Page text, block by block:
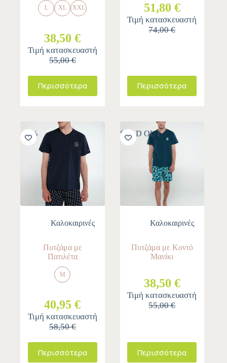
L XL XXL
38,50 €
Τιμή κατασκευαστή
55,00 €
Περισσότερα
51,80 €
Τιμή κατασκευαστή
74,00 €
Περισσότερα
-30%
Καλοκαιρινές
Πυτζάμα με
Πατιλέτα
M
40,95 €
Τιμή κατασκευαστή
58,50 €
Περισσότερα
SOLD OUT
Καλοκαιρινές
Πυτζάμα με Κοντό
Μανίκι
38,50 €
Τιμή κατασκευαστή
55,00 €
Περισσότερα